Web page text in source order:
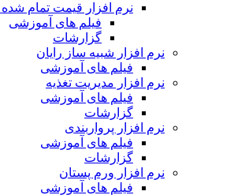
نرم افزار قیمت تمام
فیلم های آموزشی
گزارشات
نرم افزار شبیه ساز رایان
فیلم های آموزشی
نرم افزار مدیریت تغذیه
فیلم های آموزشی
گزارشات
نرم افزار پرواربندی
فیلم های آموزشی
گزارشات
نرم افزار ورم پستان
فیلم های آموزشی